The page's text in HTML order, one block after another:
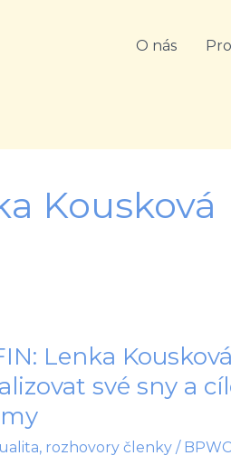
O nás
Kousková
Lenka
své sny a
, rozhovory členky/